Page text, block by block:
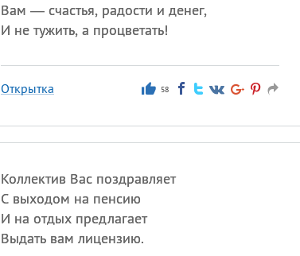
Вам — счастья, радости и денег,
И не тужить, а процветать!
Открытка 58
Коллектив Вас поздравляет
С выходом на пенсию
И на отдых предлагает
Выдать вам лицензию.